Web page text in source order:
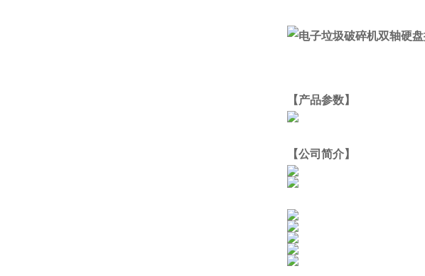
【产品参数】
【公司简介】